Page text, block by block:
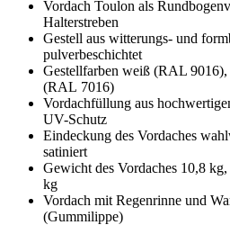
Vordach Toulon als
Halterstreben
Gestell aus witterungs- und
pulverbeschichtet
Gestellfarben weiß (RAL
(RAL 7016)
Vordachfüllung aus
UV-Schutz
Eindeckung des Vordaches
satiniert
Gewicht des Vordaches 10,8
kg
Vordach mit Regenrinne und
(Gummilippe)